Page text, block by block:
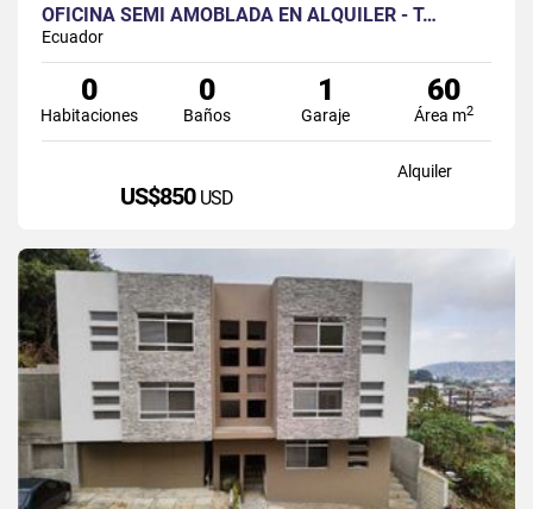
OFICINA SEMI AMOBLADA EN ALQUILER - T…
Ecuador
0
Habitaciones
0
Baños
1
Garaje
60
Área m2
Alquiler
US$850 USD